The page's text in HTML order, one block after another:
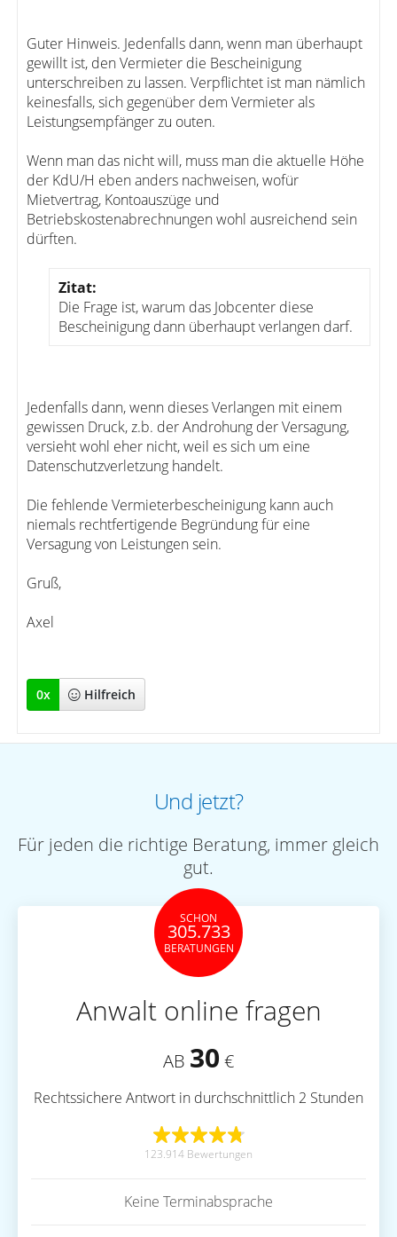
Guter Hinweis. Jedenfalls dann, wenn man überhaupt
gewillt ist, den Vermieter die Bescheinigung
unterschreiben zu lassen. Verpflichtet ist man nämlich
keinesfalls, sich gegenüber dem Vermieter als
Leistungsempfänger zu outen.
Wenn man das nicht will, muss man die aktuelle Höhe
der KdU/H eben anders nachweisen, wofür
Mietvertrag, Kontoauszüge und
Betriebskostenabrechnungen wohl ausreichend sein
dürften.
Zitat:
Die Frage ist, warum das Jobcenter diese
Bescheinigung dann überhaupt verlangen darf.
Jedenfalls dann, wenn dieses Verlangen mit einem
gewissen Druck, z.b. der Androhung der Versagung,
versieht wohl eher nicht, weil es sich um eine
Datenschutzverletzung handelt.
Die fehlende Vermieterbescheinigung kann auch
niemals rechtfertigende Begründung für eine
Versagung von Leistungen sein.
Gruß,
Axel
0x Hilfreich
Und jetzt?
Für jeden die richtige Beratung, immer gleich
gut.
SCHON
305.733
BERATUNGEN
Anwalt online fragen
AB 30 €
Rechtssichere Antwort in durchschnittlich 2 Stunden
123.914 Bewertungen
Keine Terminabsprache